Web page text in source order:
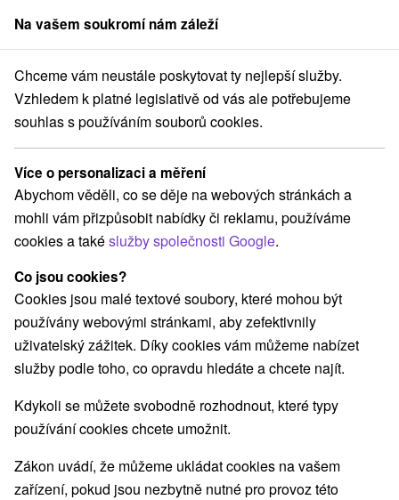
člen skupinySorger
Intenzivní lázeňský pobyt vhodný při problémech s chronickými
Intenzivní lázeňský pobyt vhodný
při problémech s chronickými
onemocněními pohybového
aparátu
Křídlo Grand, Splendid Ensana Health Spa Hotel
Piešťany
Vybrat termín
Navigovat do místa
Na vašem soukromí nám záleží
Chceme vám neustále poskytovat ty nejlepší služby.
Vzhledem k platné legislativě od vás ale potřebujeme
souhlas s používáním souborů cookies.
Více o personalizaci a měření
Abychom věděli, co se děje na webových stránkách a
mohli vám přizpůsobit nabídky či reklamu, používáme
cookies a takéslužby společnosti Google.
Co jsou cookies?
Cookies jsou malé textové soubory, které mohou být
používány webovými stránkami, aby zefektivnily
uživatelský zážitek. Díky cookies vám můžeme nabízet
služby podle toho, co opravdu hledáte a chcete najít.
Kdykoli se můžete svobodně rozhodnout, které typy
používání cookies chcete umožnit.
Zákon uvádí, že můžeme ukládat cookies na vašem
zařízení, pokud jsou nezbytně nutné pro provoz této